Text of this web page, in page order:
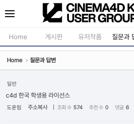
Home 게시판
공지사항
강의소식
유저작품 질문과
Home 질문과 답변
일반
c4d 한국 학생용 라이선스
도운임 주소복사 조회 수 574 추천 수 0 댓글 6
Sketchbook5, 스케
Sketchbook5, 스케치